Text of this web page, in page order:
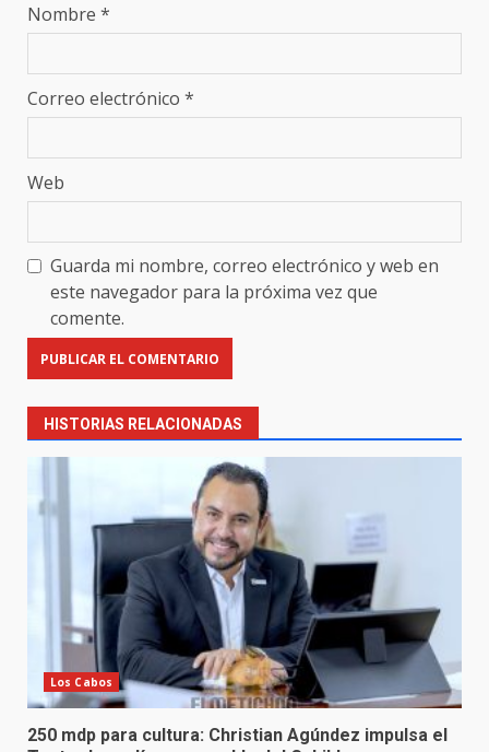
Nombre *
Correo electrónico *
Web
Guarda mi nombre, correo electrónico y web en
este navegador para la próxima vez que
comente.
HISTORIAS RELACIONADAS
Los Cabos
250 mdp para cultura: Christian Agúndez impulsa el